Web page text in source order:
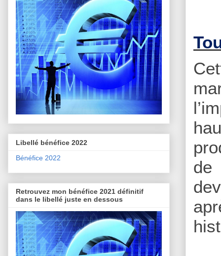
de
Libellé bénéfice 2022
Bénéfice 2022
Retrouvez mon bénéfice 2021 définitif
dans le libellé juste en dessous